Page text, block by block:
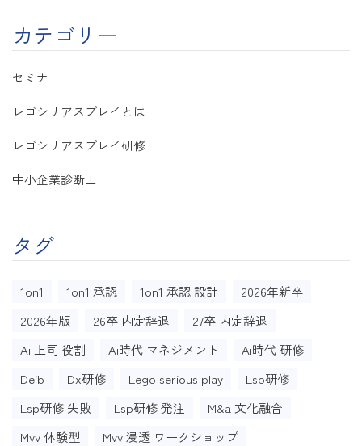
カテゴリー
セミナー
レゴシリアスプレイとは
レゴシリアスプレイ研修
中小企業診断士
タグ
1on1 1on1 承認 1on1 承認 設計
2026年新卒
2026年版
26卒 内定辞退
27卒 内定辞退
Ai 上司 役割
Ai時代 マネジメント
Ai時代 研修
Deib
Dx研修 Lego serious play
Lsp研修
Lsp研修 失敗
Lsp研修 発注
M&a 文化融合
Mvv 体験型
Mvv 浸透 ワークショップ